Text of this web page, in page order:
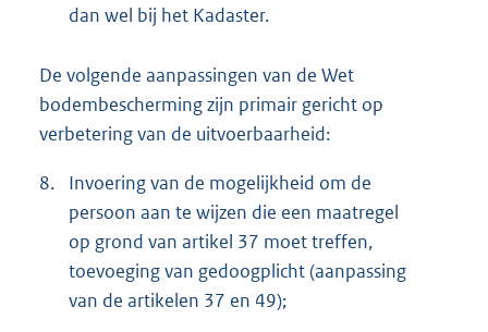
dan wel bij het Kadaster.
De volgende aanpassingen van de Wet
bodembescherming zijn primair gericht op
verbetering van de uitvoerbaarheid:
8.
Invoering van de mogelijkheid om de
persoon aan te wijzen die een maatregel
op grond van artikel 37 moet treffen,
toevoeging van gedoogplicht (aanpassing
van de artikelen 37 en 49);